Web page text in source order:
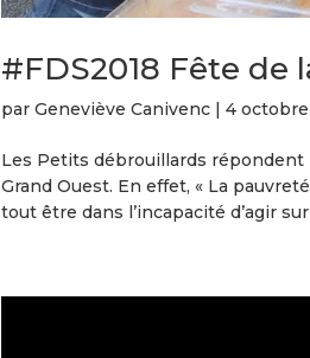
#FDS2018 Fête de
par Geneviève Canivenc| 4 octobre
Les Petits débrouillards répondent
Grand Ouest. En effet, « La
tout être dans l’incapacité d’agir